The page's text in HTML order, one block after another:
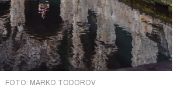
FOTO: MARKO TODOROV